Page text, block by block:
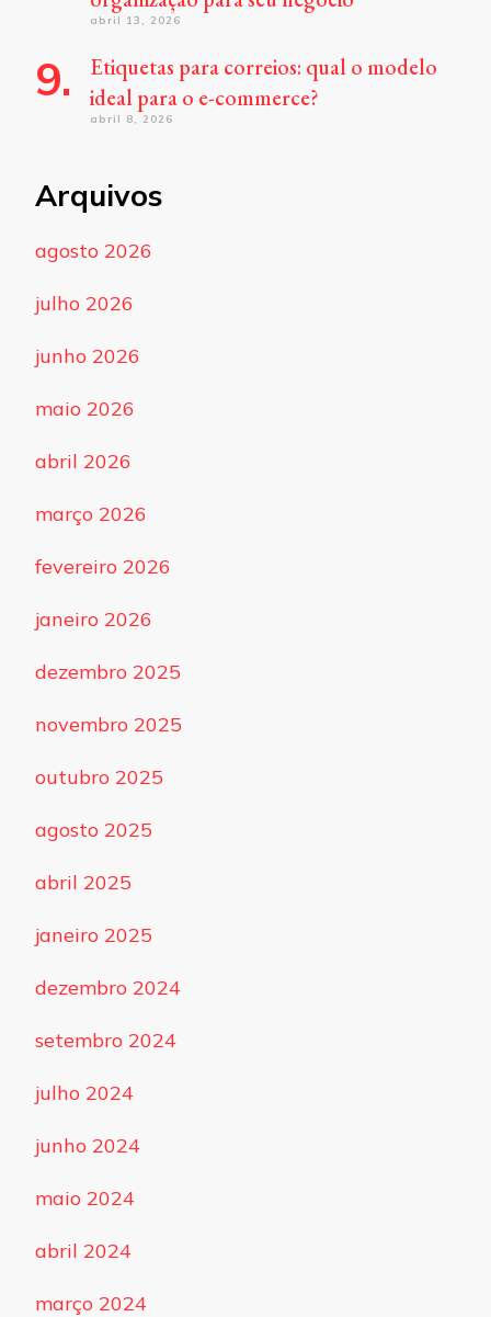
abril 13, 2026
Etiquetas para correios: qual o modelo
ideal para o e-commerce?
abril 8, 2026
Arquivos
agosto 2026
julho 2026
junho 2026
maio 2026
abril 2026
março 2026
fevereiro 2026
janeiro 2026
dezembro 2025
novembro 2025
outubro 2025
agosto 2025
abril 2025
janeiro 2025
dezembro 2024
setembro 2024
julho 2024
junho 2024
maio 2024
abril 2024
março 2024